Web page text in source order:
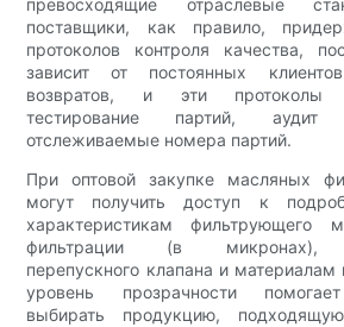
превосходящие отраслевые
поставщики, как правило,
протоколов контроля качества,
зависит от постоянных
возвратов, и эти протоколы
тестирование партий,
отслеживаемые номера партий.
При оптовой закупке масляных
могут получить доступ к
характеристикам фильтрующего
фильтрации (в микронах),
перепускного клапана и материалам
уровень прозрачности
выбирать продукцию,